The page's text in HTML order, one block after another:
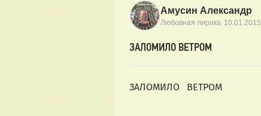
Амусин Александр
Любовная лирика· 10.01.2015
ЗАЛОМИЛО ВЕТРОМ
ЗАЛОМИЛО ВЕТРОМ